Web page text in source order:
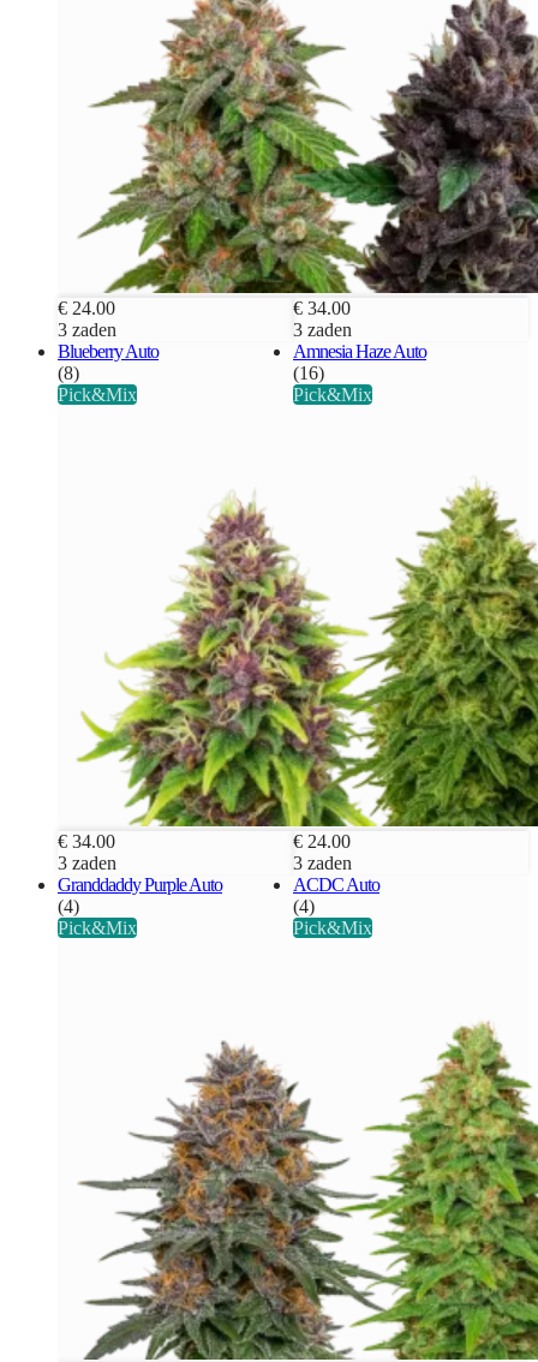
€ 24.00
3 zaden
€ 34.00
3 zaden
Blueberry Auto
(8)
Pick&Mix
€ 34.00
3 zaden
Amnesia Haze Auto
(16)
Pick&Mix
€ 24.00
3 zaden
Granddaddy Purple Auto
(4)
Pick&Mix
ACDC Auto
(4)
Pick&Mix